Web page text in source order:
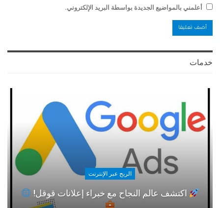
أعلمني بالمواضيع الجديدة بواسطة البريد الإلكتروني.
خدمات
الربح عبر الإنترنت
اكتشف عالم النجاح مع خبراء إعلانات قوقل!